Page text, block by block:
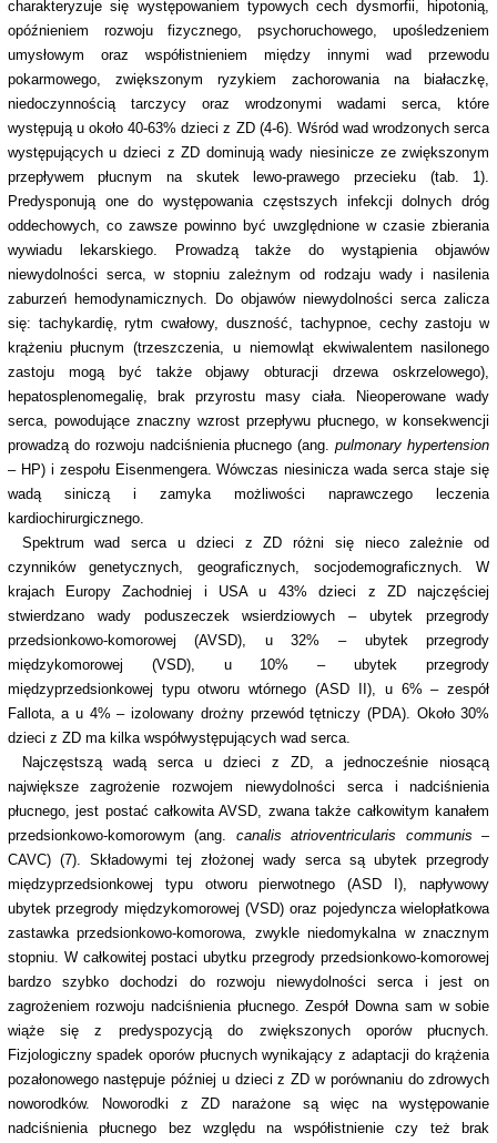
charakteryzuje się występowaniem typowych cech dysmorfii, hipotonią,
opóźnieniem rozwoju fizycznego, psychoruchowego, upośledzeniem
umysłowym oraz współistnieniem między innymi wad przewodu
pokarmowego, zwiększonym ryzykiem zachorowania na białaczkę,
niedoczynnością tarczycy oraz wrodzonymi wadami serca, które
występują u około 40-63% dzieci z ZD (4-6). Wśród wad wrodzonych serca
występujących u dzieci z ZD dominują wady niesinicze ze zwiększonym
przepływem płucnym na skutek lewo-prawego przecieku (tab. 1).
Predysponują one do występowania częstszych infekcji dolnych dróg
oddechowych, co zawsze powinno być uwzględnione w czasie zbierania
wywiadu lekarskiego. Prowadzą także do wystąpienia objawów
niewydolności serca, w stopniu zależnym od rodzaju wady i nasilenia
zaburzeń hemodynamicznych. Do objawów niewydolności serca zalicza
się: tachykardię, rytm cwałowy, duszność, tachypnoe, cechy zastoju w
krążeniu płucnym (trzeszczenia, u niemowląt ekwiwalentem nasilonego
zastoju mogą być także objawy obturacji drzewa oskrzelowego),
hepatosplenomegalię, brak przyrostu masy ciała. Nieoperowane wady
serca, powodujące znaczny wzrost przepływu płucnego, w konsekwencji
prowadzą do rozwoju nadciśnienia płucnego (ang.pulmonary hypertension
– HP) i zespołu Eisenmengera. Wówczas niesinicza wada serca staje się
wadą siniczą i zamyka możliwości naprawczego leczenia
kardiochirurgicznego.
Spektrum wad serca u dzieci z ZD różni się nieco zależnie od
czynników genetycznych, geograficznych, socjodemograficznych. W
krajach Europy Zachodniej i USA u 43% dzieci z ZD najczęściej
stwierdzano wady poduszeczek wsierdziowych – ubytek przegrody
przedsionkowo-komorowej (AVSD), u 32% – ubytek przegrody
międzykomorowej (VSD), u 10% – ubytek przegrody
międzyprzedsionkowej typu otworu wtórnego (ASD II), u 6% – zespół
Fallota, a u 4% – izolowany drożny przewód tętniczy (PDA). Około 30%
dzieci z ZD ma kilka współwystępujących wad serca.
Najczęstszą wadą serca u dzieci z ZD, a jednocześnie niosącą
największe zagrożenie rozwojem niewydolności serca i nadciśnienia
płucnego, jest postać całkowita AVSD, zwana także całkowitym kanałem
przedsionkowo-komorowym (ang. canalis atrioventricularis communis –
CAVC) (7). Składowymi tej złożonej wady serca są ubytek przegrody
międzyprzedsionkowej typu otworu pierwotnego (ASD I), napływowy
ubytek przegrody międzykomorowej (VSD) oraz pojedyncza wielopłatkowa
zastawka przedsionkowo-komorowa, zwykle niedomykalna w znacznym
stopniu. W całkowitej postaci ubytku przegrody przedsionkowo-komorowej
bardzo szybko dochodzi do rozwoju niewydolności serca i jest on
zagrożeniem rozwoju nadciśnienia płucnego. Zespół Downa sam w sobie
wiąże się z predyspozycją do zwiększonych oporów płucnych.
Fizjologiczny spadek oporów płucnych wynikający z adaptacji do krążenia
pozałonowego następuje później u dzieci z ZD w porównaniu do zdrowych
noworodków. Noworodki z ZD narażone są więc na występowanie
nadciśnienia płucnego bez względu na współistnienie czy też brak